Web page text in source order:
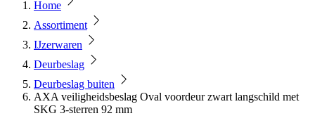
Home
Assortiment
IJzerwaren
Deurbeslag
Deurbeslag buiten
AXA veiligheidsbeslag Oval voordeur zwart langschild met
SKG 3-sterren 92 mm